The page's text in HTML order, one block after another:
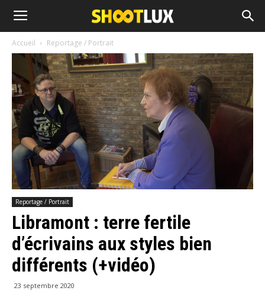
Accueil Reportage / Portrait
Reportage / Portrait
Libramont : terre fertile
d’écrivains aux styles bien
différents (+vidéo)
23 septembre 2020